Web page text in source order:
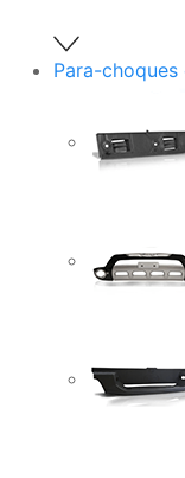
Para-choques